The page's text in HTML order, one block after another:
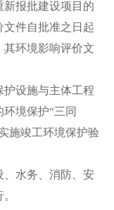
新报批建设项目的
件自批准之日起
其环境影响评价文
设施与主体工程
境保护“三同
施竣工环境保护验
水务、消防、安